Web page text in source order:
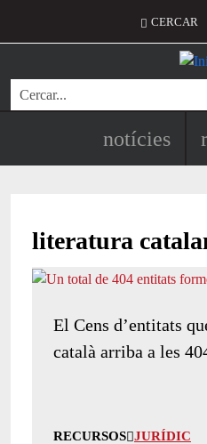
Menú
CERCAR
Cerca
Navegació
notícies
literatura
El Cens d’entitats
català arriba a les
RECURSOS JURÍDIC